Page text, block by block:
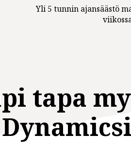
Yli 5 tunnin ajansäästö
tapa